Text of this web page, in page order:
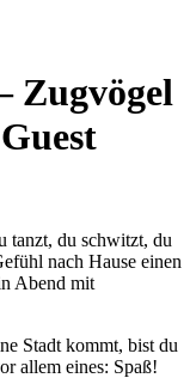
Zugvögel
tanzt, du schwitzt, du
nach Hause einen
Abend mit
Stadt kommt, bist du
allem eines: Spaß!